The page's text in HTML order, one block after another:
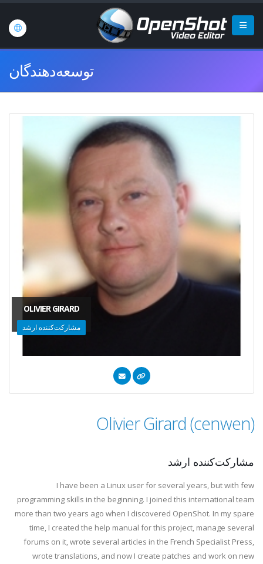
توسعه‌دهندگان
OLIVIER GIRARD
مشارکت‌کننده ارشد
Olivier Girard (cenwen)
مشارکت‌کننده ارشد
I have been a Linux user for several years, but with few
programming skills in the beginning. I joined this international team
more than two years ago when I discovered OpenShot. In my spare
time, I created the help manual for this project, manage several
forums on it, wrote several articles in the French Specialist Press,
wrote translations, and now I create patches and work on new